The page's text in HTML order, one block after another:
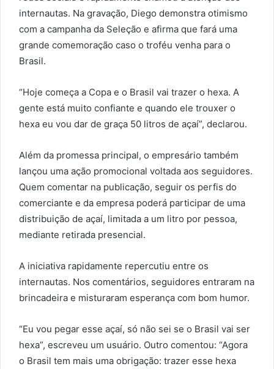
internautas. Na gravação, Diego demonstra otimismo
com a campanha da Seleção e afirma que fará uma
grande comemoração caso o troféu venha para o
Brasil.
“Hoje começa a Copa e o Brasil vai trazer o hexa. A
gente está muito confiante e quando ele trouxer o
hexa eu vou dar de graça 50 litros de açaí”, declarou.
Além da promessa principal, o empresário também
lançou uma ação promocional voltada aos seguidores.
Quem comentar na publicação, seguir os perfis do
comerciante e da empresa poderá participar de uma
distribuição de açaí, limitada a um litro por pessoa,
mediante retirada presencial.
A iniciativa rapidamente repercutiu entre os
internautas. Nos comentários, seguidores entraram na
brincadeira e misturaram esperança com bom humor.
“Eu vou pegar esse açaí, só não sei se o Brasil vai ser
hexa”, escreveu um usuário. Outro comentou: “Agora
o Brasil tem mais uma obrigação: trazer esse hexa